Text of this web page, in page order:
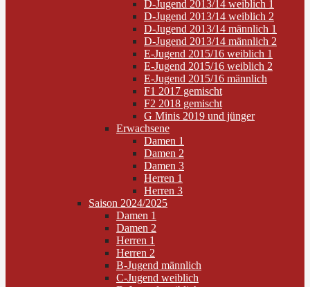
D-Jugend 2013/14 weiblich 1
D-Jugend 2013/14 weiblich 2
D-Jugend 2013/14 männlich 1
D-Jugend 2013/14 männlich 2
E-Jugend 2015/16 weiblich 1
E-Jugend 2015/16 weiblich 2
E-Jugend 2015/16 männlich
F1 2017 gemischt
F2 2018 gemischt
G Minis 2019 und jünger
Erwachsene
Damen 1
Damen 2
Damen 3
Herren 1
Herren 3
Saison 2024/2025
Damen 1
Damen 2
Herren 1
Herren 2
B-Jugend männlich
C-Jugend weiblich